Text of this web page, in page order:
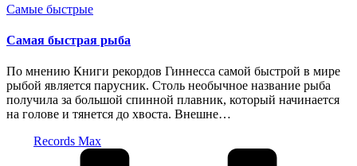
Опубликовано
Самые быстрые
Самая быстрая рыба
По мнению Книги рекордов Гиннесса самой быстрой в мире
рыбой является парусник. Столь необычное название рыба
получила за большой спинной плавник, который начинается
на голове и тянется до хвоста. Внешне…
Records Max